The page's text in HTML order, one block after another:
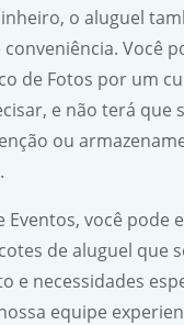
o aluguel
Você
de Fotos por um
e não terá que
ou
Eventos, você pode
de aluguel que
e necessidades
equipe